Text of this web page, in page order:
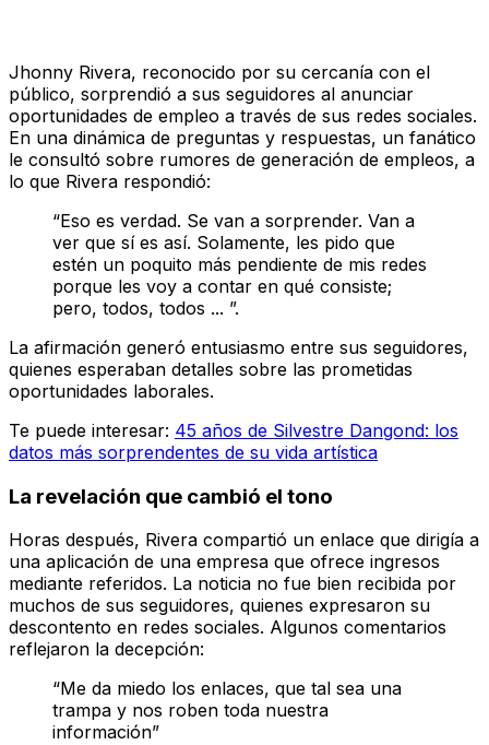
Jhonny Rivera, reconocido por su cercanía con el
público, sorprendió a sus seguidores al anunciar
oportunidades de empleo a través de sus redes sociales.
En una dinámica de preguntas y respuestas, un fanático
le consultó sobre rumores de generación de empleos, a
lo que Rivera respondió:
“Eso es verdad. Se van a sorprender. Van a
ver que sí es así. Solamente, les pido que
estén un poquito más pendiente de mis redes
porque les voy a contar en qué consiste;
pero, todos, todos ... ”.
La afirmación generó entusiasmo entre sus seguidores,
quienes esperaban detalles sobre las prometidas
oportunidades laborales.
Te puede interesar: 45 años de Silvestre Dangond: los
datos más sorprendentes de su vida artística
La revelación que cambió el tono
Horas después, Rivera compartió un enlace que dirigía a
una aplicación de una empresa que ofrece ingresos
mediante referidos. La noticia no fue bien recibida por
muchos de sus seguidores, quienes expresaron su
descontento en redes sociales. Algunos comentarios
reflejaron la decepción:
“Me da miedo los enlaces, que tal sea una
trampa y nos roben toda nuestra
información”